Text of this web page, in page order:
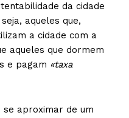
da cidade
aqueles que,
a cidade com a
aqueles que dormem
e pagam «taxa
aproximar de um